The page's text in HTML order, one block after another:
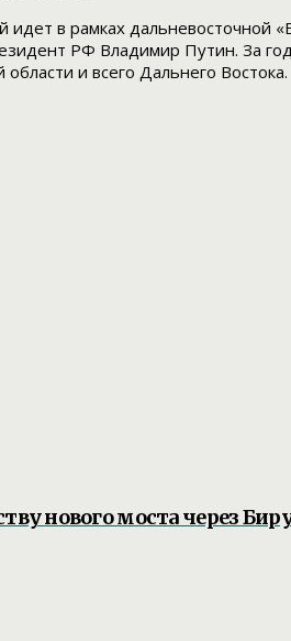
в рамках
РФ Владимир Путин. За
и всего Дальнего Востока.
нового моста через